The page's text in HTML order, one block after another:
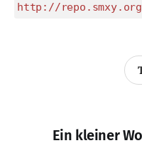
http://
Ein kleiner